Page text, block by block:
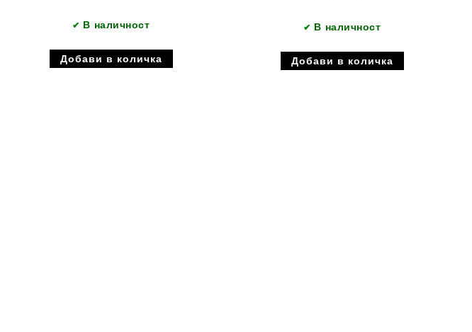
✔ В наличност ✔ В наличност